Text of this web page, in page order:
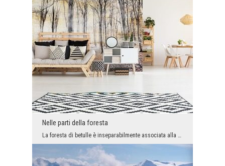
Nelle parti della foresta
La foresta di betulle è inseparabilmente associata alla Polonia, con vacanze trascorse dalla nonn...